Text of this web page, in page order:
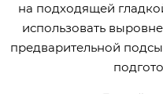
на подходящей
использовать
предварительной